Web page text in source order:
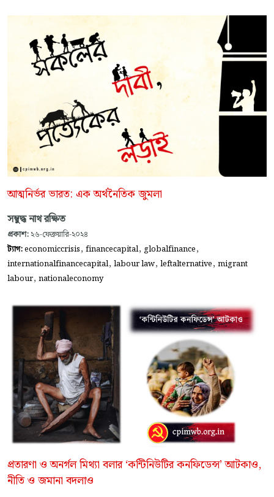
আত্মনির্ভর ভারত: এক অর্থনৈতিক জুমলা
সম্বুদ্ধ নাথ রক্ষিত
প্রকাশ: ২৬-ফেব্রুয়ারি-২০২৪
ট্যাগ:economiccrisis, financecapital, globalfinance,
internationalfinancecapital, labour law, leftalternative, migrant
labour, nationaleconomy
প্রতারণা ও অনর্গল মিথ্যা বলার ‘কন্টিনিউটির কনফিডেন্স’ আটকাও,
নীতি ও জমানা বদলাও